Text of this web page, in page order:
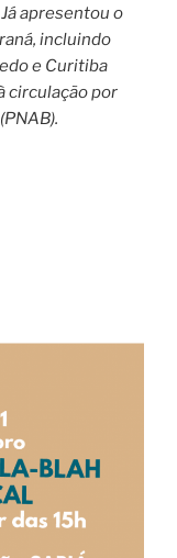
apresentou o
incluindo
e Curitiba
circulação por